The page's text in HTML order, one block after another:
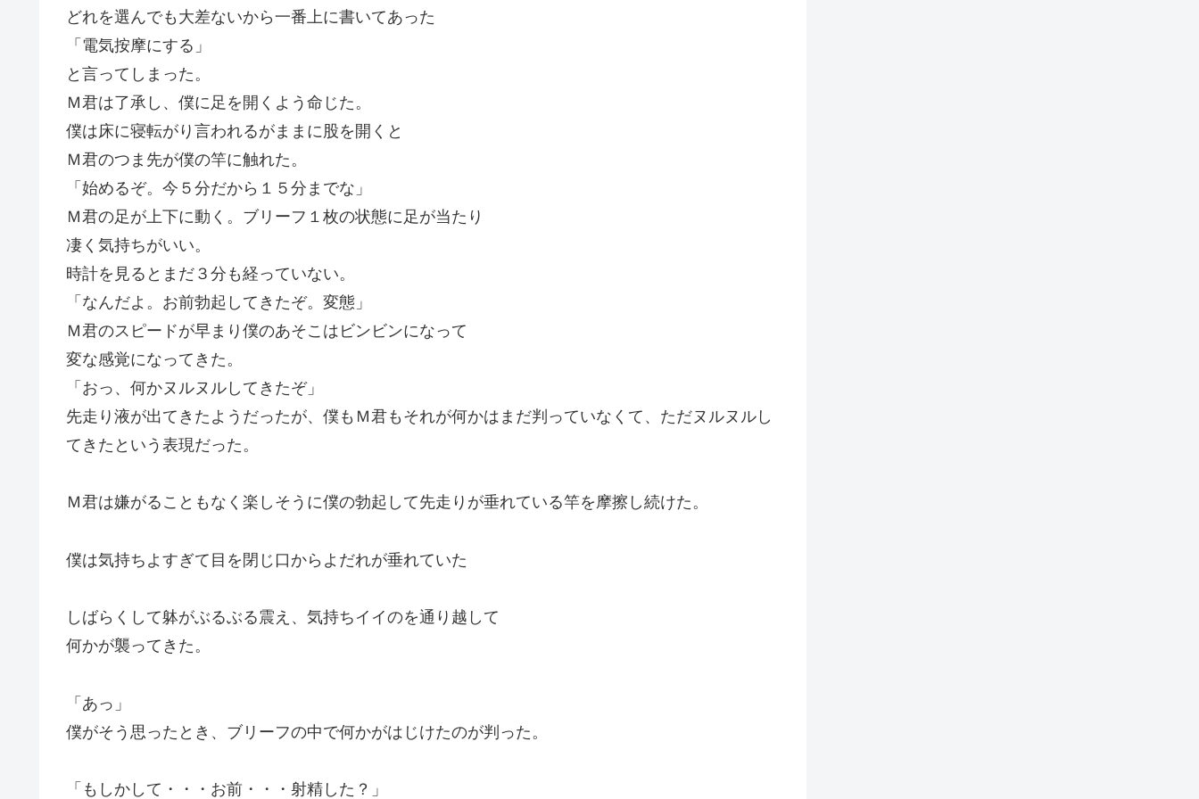
どれを選んでも大差ないから一番上に書いてあった
「電気按摩にする」
と言ってしまった。
Ｍ君は了承し、僕に足を開くよう命じた。
僕は床に寝転がり言われるがままに股を開くと
Ｍ君のつま先が僕の竿に触れた。
「始めるぞ。今５分だから１５分までな」
Ｍ君の足が上下に動く。ブリーフ１枚の状態に足が当たり
凄く気持ちがいい。
時計を見るとまだ３分も経っていない。
「なんだよ。お前勃起してきたぞ。変態」
Ｍ君のスピードが早まり僕のあそこはビンビンになって
変な感覚になってきた。
「おっ、何かヌルヌルしてきたぞ」
先走り液が出てきたようだったが、僕もＭ君もそれが何かはまだ判っていなくて、ただヌルヌルし
てきたという表現だった。
Ｍ君は嫌がることもなく楽しそうに僕の勃起して先走りが垂れている竿を摩擦し続けた。
僕は気持ちよすぎて目を閉じ口からよだれが垂れていた
しばらくして躰がぶるぶる震え、気持ちイイのを通り越して
何かが襲ってきた。
「あっ」
僕がそう思ったとき、ブリーフの中で何かがはじけたのが判った。
「もしかして・・・お前・・・射精した？」